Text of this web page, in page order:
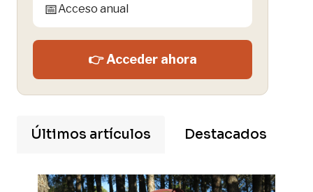
📅Acceso anual
👉 Acceder ahora
Últimos artículos Destacados